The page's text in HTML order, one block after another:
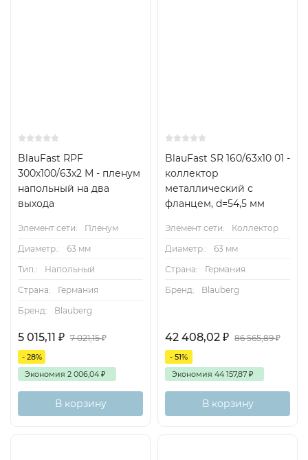
BlauFast RPF
300х100/63х2 М - пленум
напольный на два
выхода
Элемент сети:
Пленум
Диаметр.:
63 мм
Тип.:
Напольный
Страна:
Германия
Бренд:
Blauberg
5 015,11 ₽ 7 021,15₽
- 28%
Экономия 2 006,04 ₽
В корзину
BlauFast SR 160/63x10 01 -
коллектор
металлический с
фланцем, d=54,5 мм
Элемент сети:
Коллектор
Диаметр.:
63 мм
Страна:
Германия
Бренд:
Blauberg
42 408,02 ₽ 86 565,89₽
- 51%
Экономия 44 157,87 ₽
В корзину